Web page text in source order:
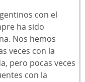
con el
ha sido
Nos hemos
veces con la
pero pocas veces
con la